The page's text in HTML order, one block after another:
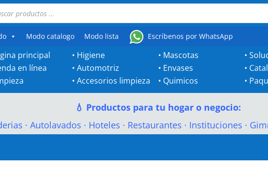
Modo catalogo Modo lista Escríbenos por WhatsApp
principal
en línea
• Higiene
•Automotriz
•Accesorios limpieza
• Mascotas
• Envases
• Quimicos
•
•
•
💧 Productos para tu hogar o negocio:
· Autolavados · Hoteles · Restaurantes · Instituciones ·